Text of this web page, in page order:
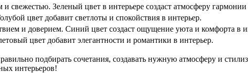
свежестью. Зеленый цвет в интерьере создаст атмосферу
цвет добавит светлоты и спокойствия в интерьер.
и доверием. Синий цвет создаст ощущение уюта и комфорта в
цвет добавит элегантности и романтики в интерьер.
подбирать сочетания, создавать нужную атмосферу и
интерьеров!